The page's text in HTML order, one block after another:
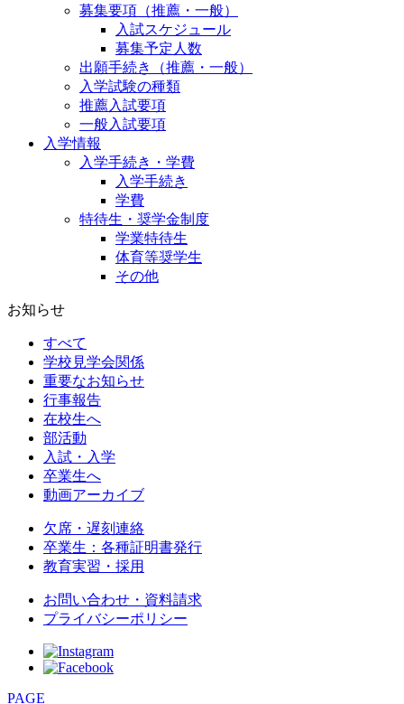
募集要項（推薦・一般）
入試スケジュール
募集予定人数
出願手続き（推薦・一般）
入学試験の種類
推薦入試要項
一般入試要項
入学情報
入学手続き・学費
入学手続き
学費
特待生・奨学金制度
学業特待生
体育等奨学生
その他
お知らせ
すべて
学校見学会関係
重要なお知らせ
行事報告
在校生へ
部活動
入試・入学
卒業生へ
動画アーカイブ
欠席・遅刻連絡
卒業生：各種証明書発行
教育実習・採用
お問い合わせ・資料請求
プライバシーポリシー
PAGE